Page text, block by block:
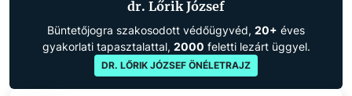
dr. Lőrik József
Büntetőjogra szakosodott védőügyvéd, 20+ éves
gyakorlati tapasztalattal, 2000 feletti lezárt üggyel.
DR. LŐRIK JÓZSEF ÖNÉLETRAJZ